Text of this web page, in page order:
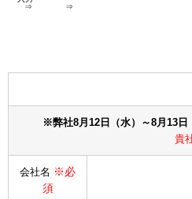
⇒
⇒
※弊社8月12日（水）～8月13日
貴
会社名 ※必
須